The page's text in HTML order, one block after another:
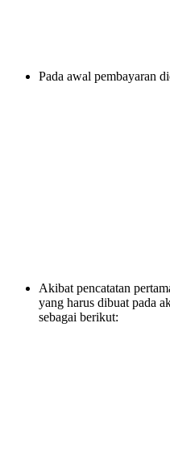
Pada awal pembayaran
Akibat pencatatan
yang harus dibuat pada
sebagai berikut: